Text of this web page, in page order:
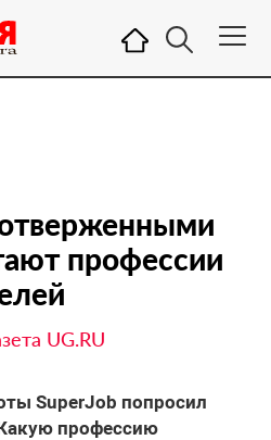
профессии
UG.RU
SuperJob попросил
профессию